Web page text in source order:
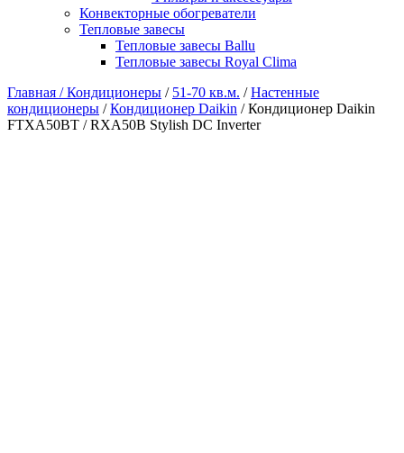
Конвекторные обогреватели
Тепловые завесы
Тепловые завесы Ballu
Тепловые завесы Royal Clima
Главная /Кондиционеры / 51-70 кв.м. /Настенные
кондиционеры /Кондиционер Daikin / Кондиционер Daikin
FTXA50BT / RXA50B Stylish DC Inverter